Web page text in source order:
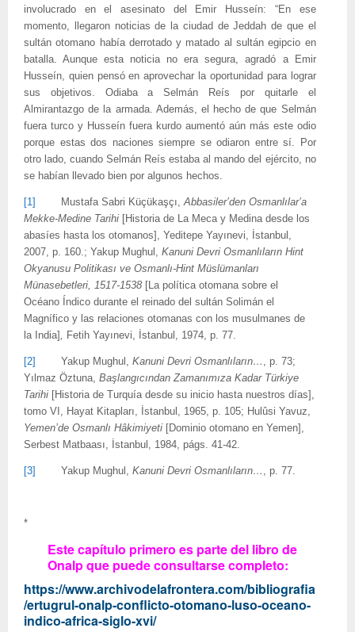
involucrado en el asesinato del Emir Husseín: “En ese
momento, llegaron noticias de la ciudad de Jeddah de que el
sultán otomano había derrotado y matado al sultán egipcio en
batalla. Aunque esta noticia no era segura, agradó a Emir
Husseín, quien pensó en aprovechar la oportunidad para lograr
sus objetivos. Odiaba a Selmán Reís por quitarle el
Almirantazgo de la armada. Además, el hecho de que Selmán
fuera turco y Husseín fuera kurdo aumentó aún más este odio
porque estas dos naciones siempre se odiaron entre sí. Por
otro lado, cuando Selmán Reís estaba al mando del ejército, no
se habían llevado bien por algunos hechos.
[1] Mustafa Sabri Küçükaşçı,Abbasiler’den Osmanlılar’a
Mekke-Medine Tarihi [Historia de La Meca y Medina desde los
abasíes hasta los otomanos], Yeditepe Yayınevi, İstanbul,
2007, p. 160.; Yakup Mughul, Kanuni Devri Osmanlıların Hint
Okyanusu Politikası ve Osmanlı-Hint Müslümanları
Münasebetleri, 1517-1538
[La política otomana sobre el
Océano Índico durante el reinado del sultán Solimán el
Magnífico y las relaciones otomanas con los musulmanes de
la India] , Fetih Yayınevi, İstanbul, 1974, p. 77.
[2] Yakup Mughul, Kanuni Devri Osmanlıların… , p. 73;
Yılmaz Öztuna, Başlangıcından Zamanımıza Kadar Türkiye
Tarihi [Historia de Turquía desde su inicio hasta nuestros días],
tomo VI, Hayat Kitapları, İstanbul, 1965, p. 105; Hulûsi Yavuz,
Yemen’de Osmanlı Hâkimiyeti [Dominio otomano en Yemen],
Serbest Matbaası, İstanbul, 1984, págs. 41-42.
[3] Yakup Mughul, Kanuni Devri Osmanlıların… , p. 77.
*
Este capítulo primero es parte del libro de
Onalp que puede consultarse completo:
https://www.archivodelafrontera.com/bibliografia
/ertugrul-onalp-conflicto-otomano-luso-oceano-
indico-africa-siglo-xvi/